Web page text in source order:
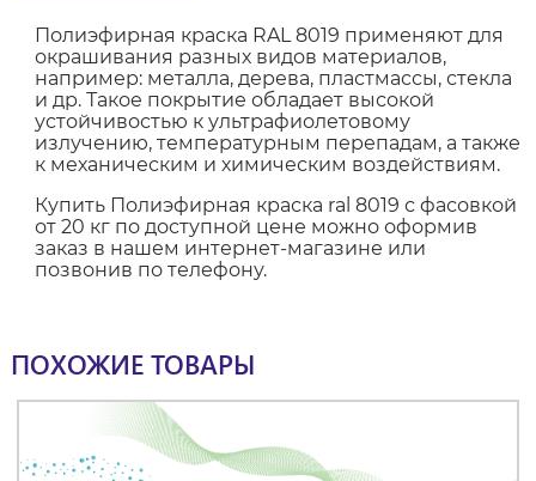
Полиэфирная краска RAL 8019 применяют для
окрашивания разных видов материалов,
например: металла, дерева, пластмассы, стекла
и др. Такое покрытие обладает высокой
устойчивостью к ультрафиолетовому
излучению, температурным перепадам, а также
к механическим и химическим воздействиям.
Купить Полиэфирная краска ral 8019 с фасовкой
от 20 кг по доступной цене можно оформив
заказ в нашем интернет-магазине или
позвонив по телефону.
ПОХОЖИЕ ТОВАРЫ